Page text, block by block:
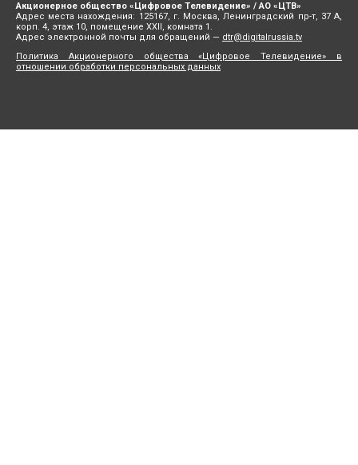
Акционерное общество «Цифровое Телевидение» / АО «ЦТВ»
Адрес места нахождения: 125167, г. Москва, Ленинградский пр-т, 37 А,
корп. 4, этаж 10, помещение XXII, комната 1.
Адрес электронной почты для обращений — dtr@digitalrussia.tv
Политика Акционерного общества «Цифровое Телевидение» в
отношении обработки персональных данных